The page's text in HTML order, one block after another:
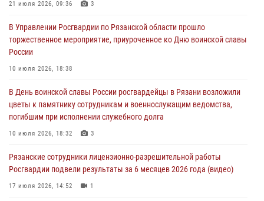
27 июля 2026, 15:26
Офицер вневедомственной охраны в эфире «Радио России - Рязань»
рассказал о службе во вневедомственной охране
служебного долга
21 июля 2026, 09:36 3
21 июля 2026, 09:36 3
В Управлении Росгвардии по Рязанской области прошло
торжественное мероприятие, приуроченное ко Дню воинской славы
России
10 июля 2026, 18:38
В День воинской славы России росгвардейцы в Рязани возложили
цветы к памятнику сотрудникам и военнослужащим ведомства,
погибшим при исполнении служебного долга
10 июля 2026, 18:32 3
Рязанские сотрудники лицензионно-разрешительной работы
Росгвардии подвели результаты за 6 месяцев 2026 года (видео)
17 июля 2026, 14:52 1